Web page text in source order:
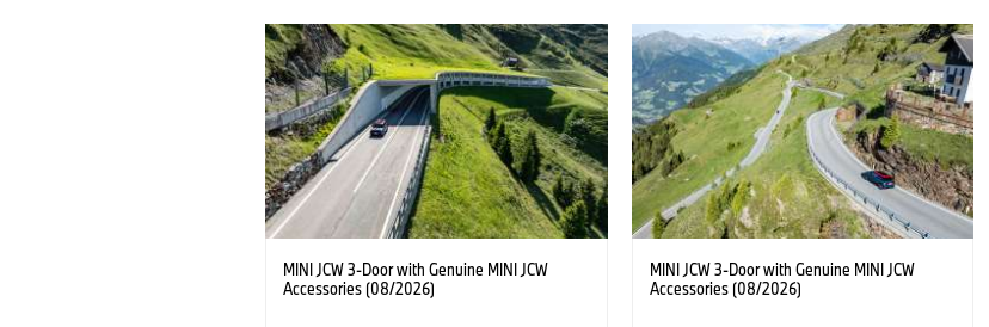
MINI JCW 3-Door with Genuine MINI JCW
Accessories (08/2026)
MINI JCW 3-Door with Genuine MINI JCW
Accessories (08/2026)